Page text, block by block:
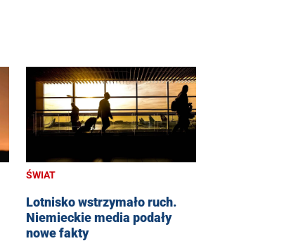
ŚWIAT
Lotnisko wstrzymało ruch.
Niemieckie media podały
nowe fakty